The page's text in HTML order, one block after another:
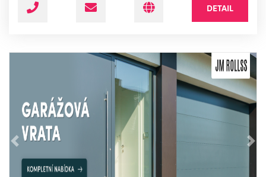
DETAIL
Předchozí